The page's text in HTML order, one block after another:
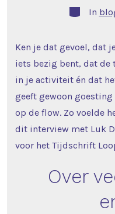
Categories
In
Ken je dat gevoel, dat
iets bezig bent, dat
in je activiteit én dat
geeft gewoon
op de flow. Zo voelde
dit interview met Luk
voor het Tijdschrift
Over